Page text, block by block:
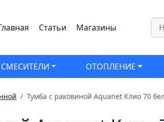
Статьи Магазины
СМЕСИТЕЛИ ОТОПЛЕНИЕ
Тумба с раковиной Aquanet Клио 70